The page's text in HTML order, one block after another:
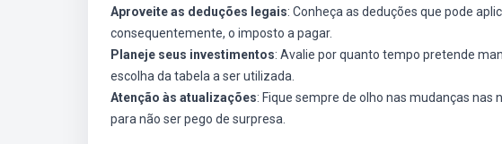
Aproveite as deduções legais: Conheça as deduções que pode
consequentemente, o imposto a pagar.
Planeje seus investimentos: Avalie por quanto tempo pretende
escolha da tabela a ser utilizada.
Atenção às atualizações: Fique sempre de olho nas mudanças
para não ser pego de surpresa.